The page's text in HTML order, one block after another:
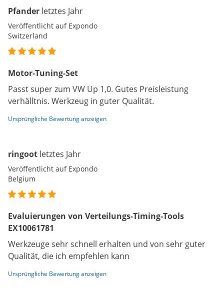
Pfander letztes Jahr
Veröffentlicht auf Expondo
Switzerland
Motor-Tuning-Set
Passt super zum VW Up 1,0. Gutes Preisleistung
verhälltnis. Werkzeug in guter Qualität.
Ursprüngliche Bewertung anzeigen
ringoot letztes Jahr
Veröffentlicht auf Expondo
Belgium
Evaluierungen von Verteilungs-Timing-Tools
EX10061781
Werkzeuge sehr schnell erhalten und von sehr guter
Qualität, die ich empfehlen kann
Ursprüngliche Bewertung anzeigen